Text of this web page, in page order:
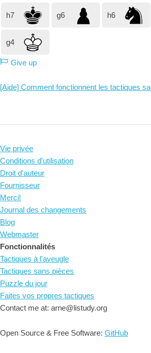
h7 g6 h6
g4
Give up
[Aide] Comment fonctionnent les tactiques
Vie privée
Conditions d'utilisation
Droit d'auteur
Fournisseur
Merci!
Journal des changements
Blog
Webmaster
Fonctionnalités
Tactiques à l'aveugle
Tactiques sans pièces
Puzzle du jour
Faites vos propres tactiques
Contact me at: arne@listudy.org
Open Source & Free Software: GitHub